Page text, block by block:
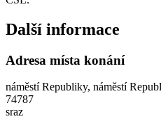
Další informace
Adresa místa konání
náměstí Republiky, náměstí
74787
sraz